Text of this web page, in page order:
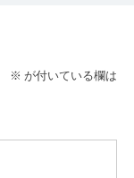
※ が付いている欄は